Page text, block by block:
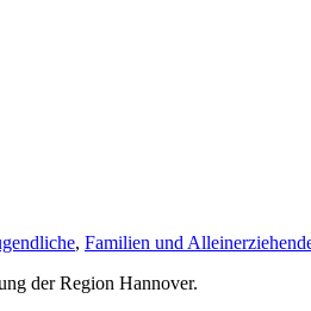
, Familien und
der Region Hannover.